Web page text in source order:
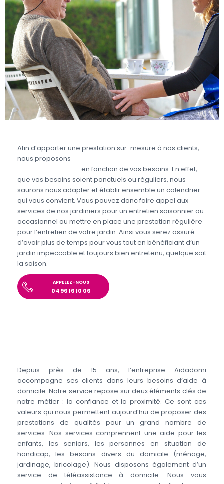
Afin d’apporter une prestation sur-mesure à nos clients,
nous proposons
en fonction de vos besoins. En effet,
que vos besoins soient ponctuels ou réguliers, nous
saurons nous adapter et établir ensemble un calendrier
qui vous convient. Vous pouvez donc faire appel aux
services de nos jardiniers pour un entretien saisonnier ou
occasionnel ou mettre en place une prestation régulière
pour l’entretien de votre jardin. Ainsi vous serez assuré
d’avoir plus de temps pour vous tout en bénéficiant d’un
jardin impeccable et toujours bien entretenu, quelque soit
la saison.
APPELEZ-NOUS
04 96 16 10 06
Depuis près de 15 ans, l’entreprise Aidadomi
accompagne ses clients dans leurs besoins d’aide à
domicile. Notre service repose sur deux éléments clés de
notre métier : la confiance et la proximité. Ce sont ces
valeurs qui nous permettent aujourd’hui de proposer des
prestations de qualités pour un grand nombre de
services. Nos services comprennent une aide pour les
enfants, les seniors, les personnes en situation de
handicap, les besoins divers du domicile (ménage,
jardinage, bricolage). Nous disposons également d’un
service de téléassistance à domicile. Nous vous